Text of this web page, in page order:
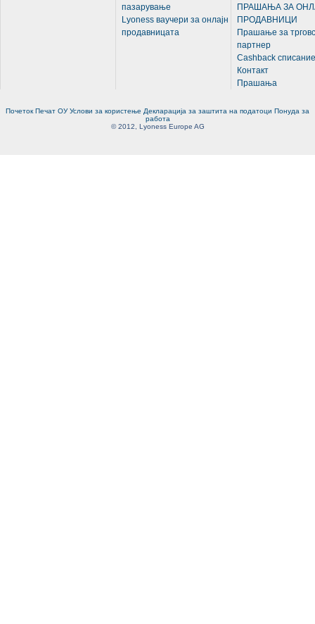
пазарување
Lyoness ваучери за онлајн
продавницата
ПРАШАЊА ЗА
ПРОДАВНИЦИ
Прашање за
партнер
Cashback списание
Контакт
Прашања
Почеток Печат ОУ Услови за користење Декларација за заштита на податоци Понуда за
работа
© 2012, Lyoness Europe AG